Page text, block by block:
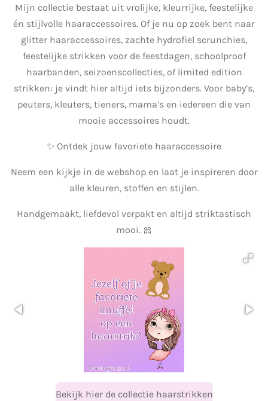
Mijn collectie bestaat uit vrolijke, kleurrijke, feestelijke
én stijlvolle haaraccessoires. Of je nu op zoek bent naar
glitter haaraccessoires, zachte hydrofiel scrunchies,
feestelijke strikken voor de feestdagen, schoolproof
haarbanden, seizoenscollecties, of limited edition
strikken: je vindt hier altijd iets bijzonders. Voor baby’s,
peuters, kleuters, tieners, mama’s en iedereen die van
mooie accessoires houdt.
✨ Ontdek jouw favoriete haaraccessoire
Neem een kijkje in de webshop en laat je inspireren door
alle kleuren, stoffen en stijlen.
Handgemaakt, liefdevol verpakt en altijd striktastisch
mooi. 🎀
Bekijk hier de collectie haarstrikken